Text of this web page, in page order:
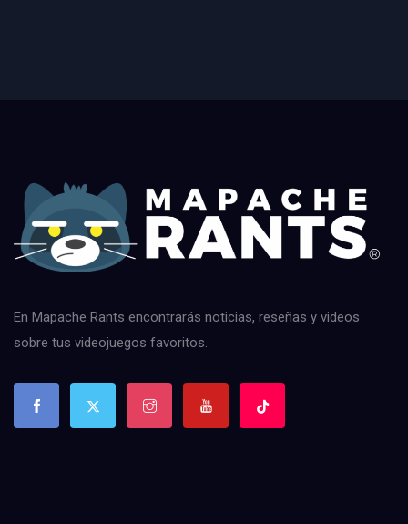
En Mapache Rants encontrarás noticias, reseñas y videos
sobre tus videojuegos favoritos.